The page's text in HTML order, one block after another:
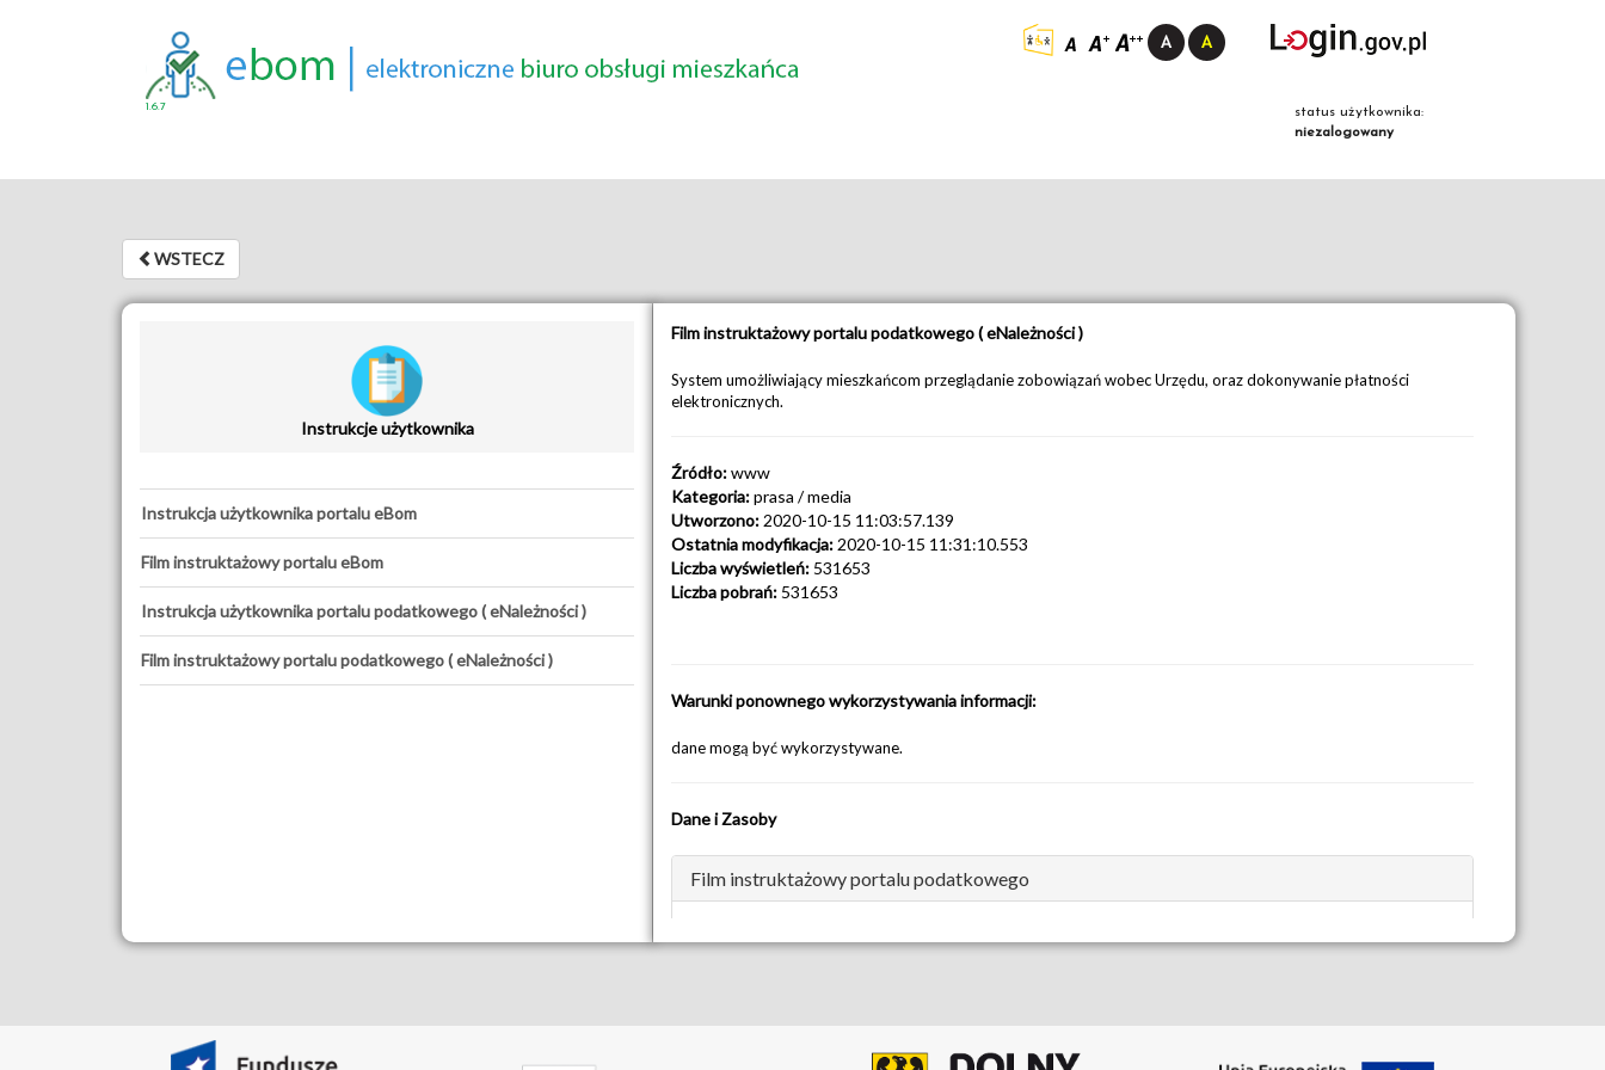
1.6.7
status użytkownika:
niezalogowany
WSTECZWSTECZ
Instrukcje użytkownika
Instrukcja użytkownika portalu eBom
Film instruktażowy portalu eBom
Instrukcja użytkownika portalu podatkowego ( eNależności )
Film instruktażowy portalu podatkowego ( eNależności )
Film instruktażowy portalu podatkowego ( eNależności )
System umożliwiający mieszkańcom przeglądanie zobowiązań wobec Urzędu, oraz dokonywanie płatności
elektronicznych.
Źródło:www
Kategoria:prasa / media
Utworzono: 2020-10-15 11:03:57.139
Ostatnia modyfikacja: 2020-10-15 11:31:10.553
Liczba wyświetleń: 531653
Liczba pobrań: 531653
Warunki ponownego wykorzystywania informacji:
dane mogą być wykorzystywane.
Dane i Zasoby
Film instruktażowy portalu podatkowego
Zobacz zasób